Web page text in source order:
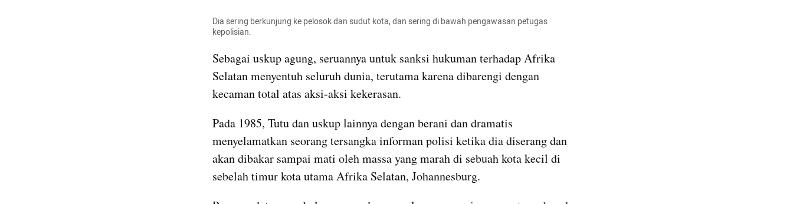
Dia sering berkunjung ke pelosok dan sudut kota, dan sering di bawah pengawasan petugas
kepolisian.
Sebagai uskup agung, seruannya untuk sanksi hukuman terhadap Afrika
Selatan menyentuh seluruh dunia, terutama karena dibarengi dengan
kecaman total atas aksi-aksi kekerasan.
Pada 1985, Tutu dan uskup lainnya dengan berani dan dramatis
menyelamatkan seorang tersangka informan polisi ketika dia diserang dan
akan dibakar sampai mati oleh massa yang marah di sebuah kota kecil di
sebelah timur kota utama Afrika Selatan, Johannesburg.